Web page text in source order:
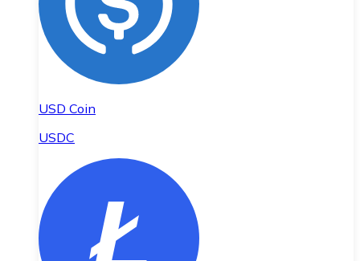
USD Coin
USDC